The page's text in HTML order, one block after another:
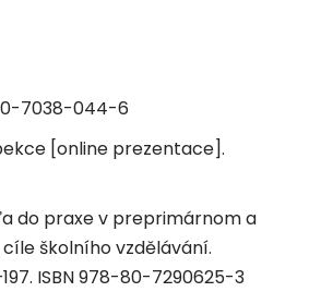
7038-044-6
[online prezentace].
do praxe v preprimárnom a
školního vzdělávání.
ISBN 978-80-7290625-3